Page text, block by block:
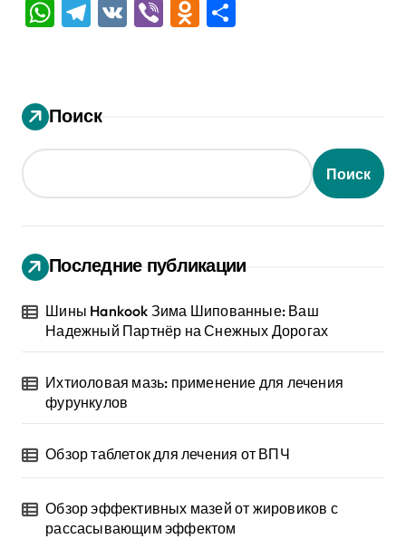
WhatsApp
Telegram
VK ViberOdnoklassniki
Поиск
Поиск
Последние публикации
Шины Hankook Зима Шипованные: Ваш
Надежный Партнёр на Снежных Дорогах
Ихтиоловая мазь: применение для лечения
фурункулов
Обзор таблеток для лечения от ВПЧ
Обзор эффективных мазей от жировиков с
рассасывающим эффектом